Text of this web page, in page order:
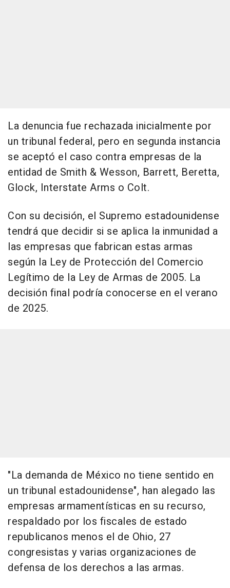
La denuncia fue rechazada inicialmente por
un tribunal federal, pero en segunda instancia
se aceptó el caso contra empresas de la
entidad de Smith & Wesson, Barrett, Beretta,
Glock, Interstate Arms o Colt.
Con su decisión, el Supremo estadounidense
tendrá que decidir si se aplica la inmunidad a
las empresas que fabrican estas armas
según la Ley de Protección del Comercio
Legítimo de la Ley de Armas de 2005. La
decisión final podría conocerse en el verano
de 2025.
"La demanda de México no tiene sentido en
un tribunal estadounidense", han alegado las
empresas armamentísticas en su recurso,
respaldado por los fiscales de estado
republicanos menos el de Ohio, 27
congresistas y varias organizaciones de
defensa de los derechos a las armas.